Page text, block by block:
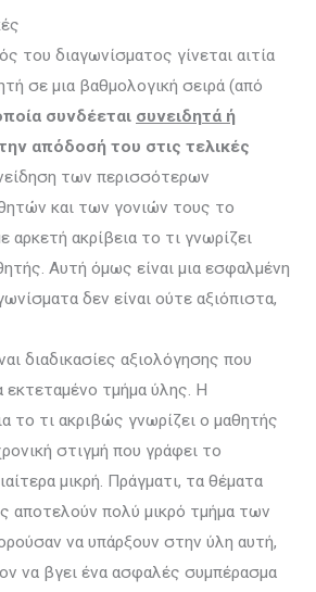
του διαγωνίσματος γίνεται αιτία
σε μια βαθμολογική σειρά (από
συνδέεται συνειδητά ή
απόδοσή του στις τελικές
των περισσότερων
και των γονιών τους το
αρκετή ακρίβεια το τι γνωρίζει
Αυτή όμως είναι μια εσφαλμένη
δεν είναι ούτε αξιόπιστα,
διαδικασίες αξιολόγησης που
εκτεταμένο τμήμα ύλης. Η
το τι ακριβώς γνωρίζει ο μαθητής
στιγμή που γράφει το
μικρή. Πράγματι, τα θέματα
αποτελούν πολύ μικρό τμήμα των
να υπάρξουν στην ύλη αυτή,
να βγει ένα ασφαλές συμπέρασμα